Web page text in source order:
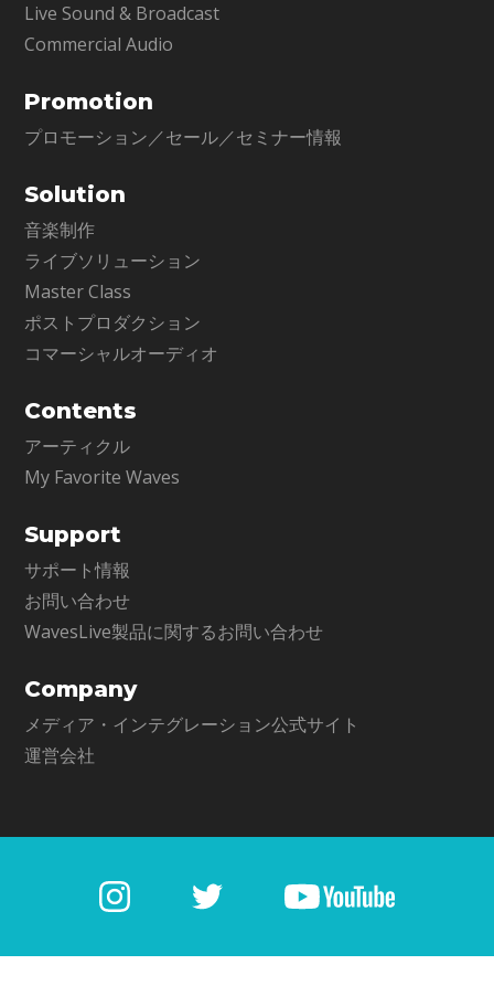
Live Sound & Broadcast
Commercial Audio
Promotion
プロモーション／セール／セミナー情報
Solution
音楽制作
ライブソリューション
Master Class
ポストプロダクション
コマーシャルオーディオ
Contents
アーティクル
My Favorite Waves
Support
サポート情報
お問い合わせ
WavesLive製品に関するお問い合わせ
Company
メディア・インテグレーション公式サイト
運営会社